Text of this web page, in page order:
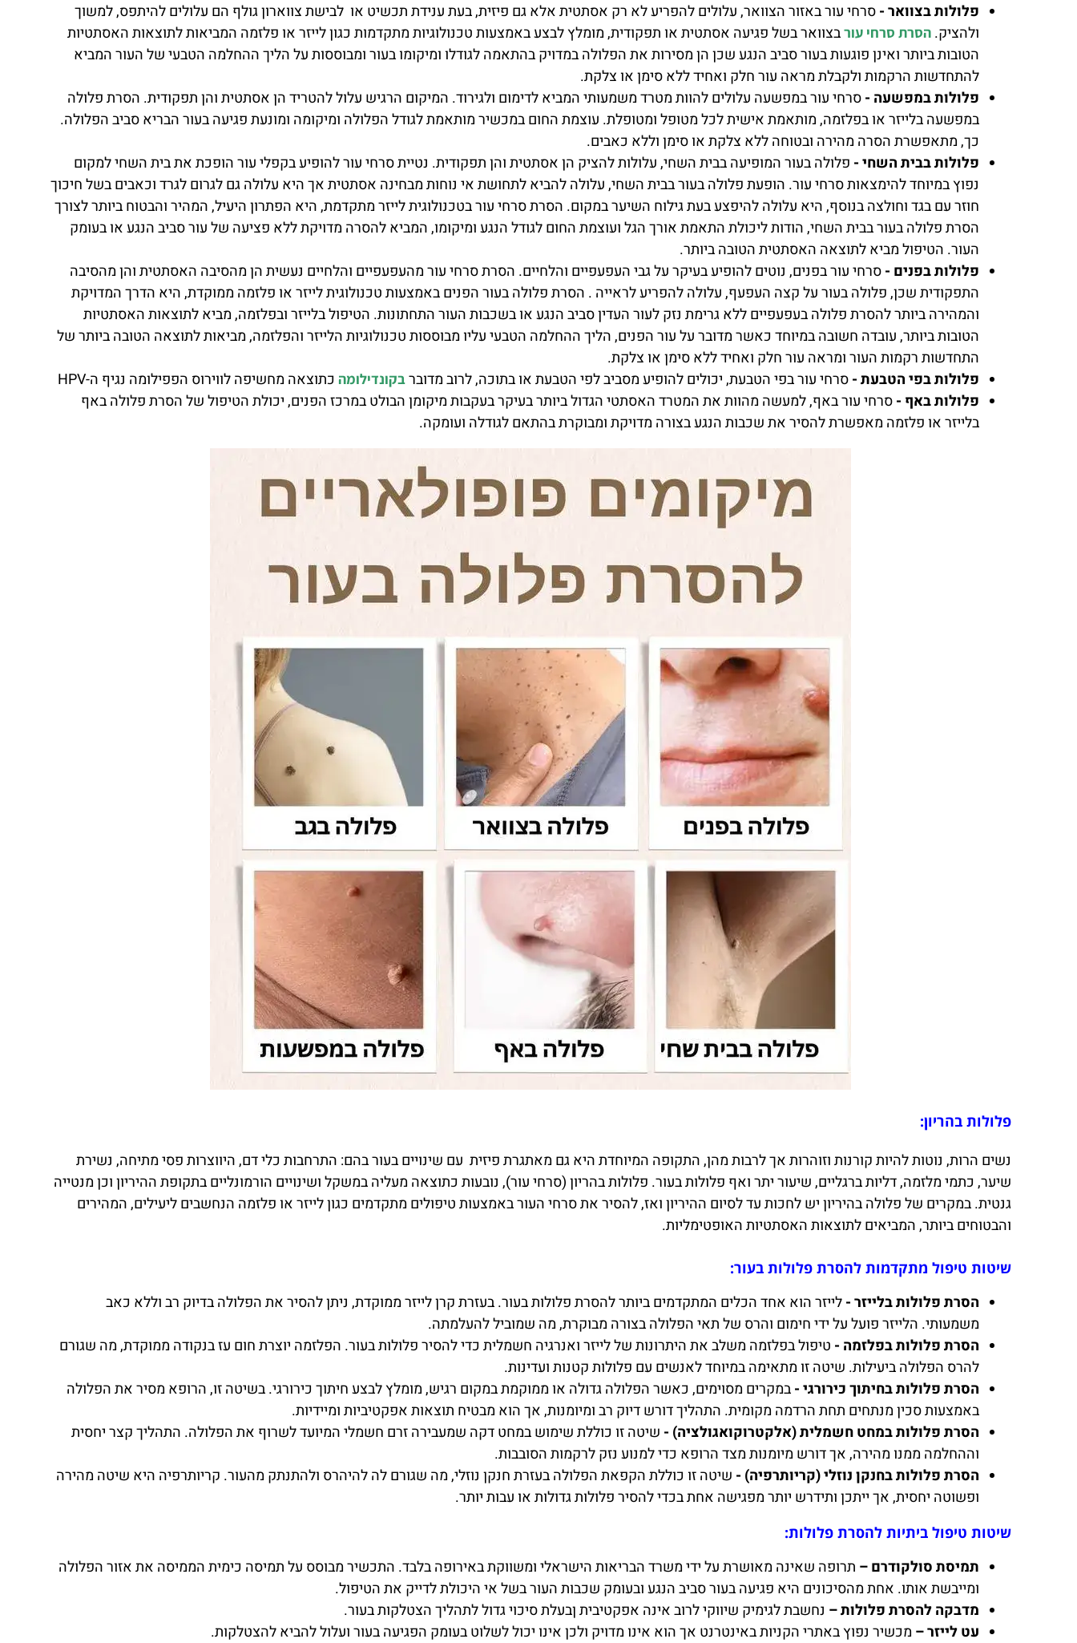
פלולות בצוואר -סרחי עור באזור הצוואר, עלולים להפריע לא רק אסתטית אלא גם פיזית, בעת ענידת תכשיט או לבישת צווארון גולף הם עלולים להיתפס, למשוך
ולהציק. הסרת סרחי עורבצוואר בשל פגיעה אסתטית או תפקודית, מומלץ לבצע באמצעות טכנולוגיות מתקדמות כגון לייזר או פלזמה המביאות לתוצאות האסתטיות
הטובות ביותר ואינן פוגעות בעור סביב הנגע שכן הן מסירות את הפלולה במדויק בהתאמה לגודלו ומיקומו בעור ומבוססות על הליך ההחלמה הטבעי של העור המביא
להתחדשות הרקמות ולקבלת מראה עור חלק ואחיד ללא סימן או צלקת.
פלולות במפשעה -סרחי עור במפשעה עלולים להוות מטרד משמעותי המביא לדימום ולגירוד. המיקום הרגיש עלול להטריד הן אסתטית והן תפקודית. הסרת פלולה
במפשעה בלייזר או בפלזמה, מותאמת אישית לכל מטופל ומטופלת. עוצמת החום במכשיר מותאמת לגודל הפלולה ומיקומה ומונעת פגיעה בעור הבריא סביב הפלולה.
כך, מתאפשרת הסרה מהירה ובטוחה ללא צלקת או סימן וללא כאבים.
פלולות בבית השחי - פלולה בעור המופיעה בבית השחי, עלולות להציק הן אסתטית והן תפקודית. נטיית סרחי עור להופיע בקפלי עור הופכת את בית השחי למקום
נפוץ במיוחד להימצאות סרחי עור. הופעת פלולה בעור בבית השחי, עלולה להביא לתחושת אי נוחות מבחינה אסתטית אך היא עלולה גם לגרום לגרד וכאבים בשל חיכוך
חוזר עם בגד וחולצה בנוסף, היא עלולה להיפצע בעת גילוח השיער במקום. הסרת סרחי עור בטכנולוגית לייזר מתקדמת, היא הפתרון היעיל, המהיר והבטוח ביותר לצורך
הסרת פלולה בעור בבית השחי, הודות ליכולת התאמת אורך הגל ועוצמת החום לגודל הנגע ומיקומו, המביא להסרה מדויקת ללא פציעה של עור סביב הנגע או בעומק
העור. הטיפול מביא לתוצאה האסתטית הטובה ביותר.
פלולות בפנים -סרחי עור בפנים, נוטים להופיע בעיקר על גבי העפעפיים והלחיים. הסרת סרחי עור מהעפעפיים והלחיים נעשית הן מהסיבה האסתטית והן מהסיבה
התפקודית שכן, פלולה בעור על קצה העפעף, עלולה להפריע לראייה . הסרת פלולה בעור הפנים באמצעות טכנולוגית לייזר או פלזמה ממוקדת, היא הדרך המדויקת
והמהירה ביותר להסרת פלולה בעפעפיים ללא גרימת נזק לעור העדין סביב הנגע או בשכבות העור התחתונות. הטיפול בלייזר ובפלזמה, מביא לתוצאות האסתטיות
הטובות ביותר, עובדה חשובה במיוחד כאשר מדובר על עור הפנים, הליך ההחלמה הטבעי עליו מבוססות טכנולוגיות הלייזר והפלזמה, מביאות לתוצאה הטובה ביותר של
התחדשות רקמות העור ומראה עור חלק ואחיד ללא סימן או צלקת.
פלולות בפי הטבעת -סרחי עור בפי הטבעת, יכולים להופיע מסביב לפי הטבעת או בתוכה, לרוב מדוברבקונדילומה כתוצאה מחשיפה לווירוס הפפילומה נגיף ה-HPV
פלולות באף -סרחי עור באף, למעשה מהוות את המטרד האסתטי הגדול ביותר בעיקר בעקבות מיקומן הבולט במרכז הפנים, יכולת הטיפול של הסרת פלולה באף
בלייזר או פלזמה מאפשרת להסיר את שכבות הנגע בצורה מדויקת ומבוקרת בהתאם לגודלה ועומקה.
פלולות בהריון:
נשים הרות, נוטות להיות קורנות וזוהרות אך לרבות מהן, התקופה המיוחדת היא גם מאתגרת פיזית עם שינויים בעור בהם: התרחבות כלי דם, היווצרות פסי מתיחה, נשירת
שיער, כתמי מלזמה, דליות ברגליים, שיעור יתר ואף פלולות בעור. פלולות בהריון (סרחי עור), נובעות כתוצאה מעליה במשקל ושינויים הורמונליים בתקופת ההיריון וכן מנטייה
גנטית. במקרים של פלולה בהיריון יש לחכות עד לסיום ההיריון ואז, להסיר את סרחי העור באמצעות טיפולים מתקדמים כגון לייזר או פלזמה הנחשבים ליעילים, המהירים
והבטוחים ביותר, המביאים לתוצאות האסתטיות האופטימליות.
שיטות טיפול מתקדמות להסרת פלולות בעור:
הסרת פלולות בלייזר -לייזר הוא אחד הכלים המתקדמים ביותר להסרת פלולות בעור. בעזרת קרן לייזר ממוקדת, ניתן להסיר את הפלולה בדיוק רב וללא כאב
משמעותי. הלייזר פועל על ידי חימום והרס של תאי הפלולה בצורה מבוקרת, מה שמוביל להעלמתה.
הסרת פלולות בפלזמה - טיפול בפלזמה משלב את היתרונות של לייזר ואנרגיה חשמלית כדי להסיר פלולות בעור. הפלזמה יוצרת חום עז בנקודה ממוקדת, מה שגורם
להרס הפלולה ביעילות. שיטה זו מתאימה במיוחד לאנשים עם פלולות קטנות ועדינות.
הסרת פלולות בחיתוך כירורגי -במקרים מסוימים, כאשר הפלולה גדולה או ממוקמת במקום רגיש, מומלץ לבצע חיתוך כירורגי. בשיטה זו, הרופא מסיר את הפלולה
באמצעות סכין מנתחים תחת הרדמה מקומית. התהליך דורש דיוק רב ומיומנות, אך הוא מבטיח תוצאות אפקטיביות ומיידיות.
הסרת פלולות במחט חשמלית (אלקטרוקואגולציה) - שיטה זו כוללת שימוש במחט דקה שמעבירה זרם חשמלי המיועד לשרוף את הפלולה. התהליך קצר יחסית
וההחלמה ממנו מהירה, אך דורש מיומנות מצד הרופא כדי למנוע נזק לרקמות הסובבות.
הסרת פלולות בחנקן נוזלי (קריותרפיה) - שיטה זו כוללת הקפאת הפלולה בעזרת חנקן נוזלי, מה שגורם לה להיהרס ולהתנתק מהעור. קריותרפיה היא שיטה מהירה
ופשוטה יחסית, אך ייתכן ותידרש יותר מפגישה אחת בכדי להסיר פלולות גדולות או עבות יותר.
שיטות טיפול ביתיות להסרת פלולות:
תמיסת סולקודרם – תרופה שאינה מאושרת על ידי משרד הבריאות הישראלי ומשווקת באירופה בלבד. התכשיר מבוסס על תמיסה כימית הממיסה את אזור הפלולה
ומייבשת אותו. אחת מהסיכונים היא פגיעה בעור סביב הנגע ובעומק שכבות העור בשל אי היכולת לדייק את הטיפול.
מדבקה להסרת פלולות – נחשבת לגימיק שיווקי לרוב אינה אפקטיבית ןבעלת סיכוי גדול לתהליך הצטלקות בעור.
עט לייזר – מכשיר נפוץ באתרי הקניות באינטרנט אך הוא אינו מדויק ולכן אינו יכול לשלוט בעומק הפגיעה בעור ועלול להביא להצטלקות.